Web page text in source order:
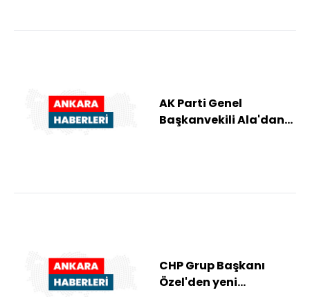
AK Parti Genel
Başkanvekili Ala'dan
CHP Grup Başkanı
Özel'den yeni